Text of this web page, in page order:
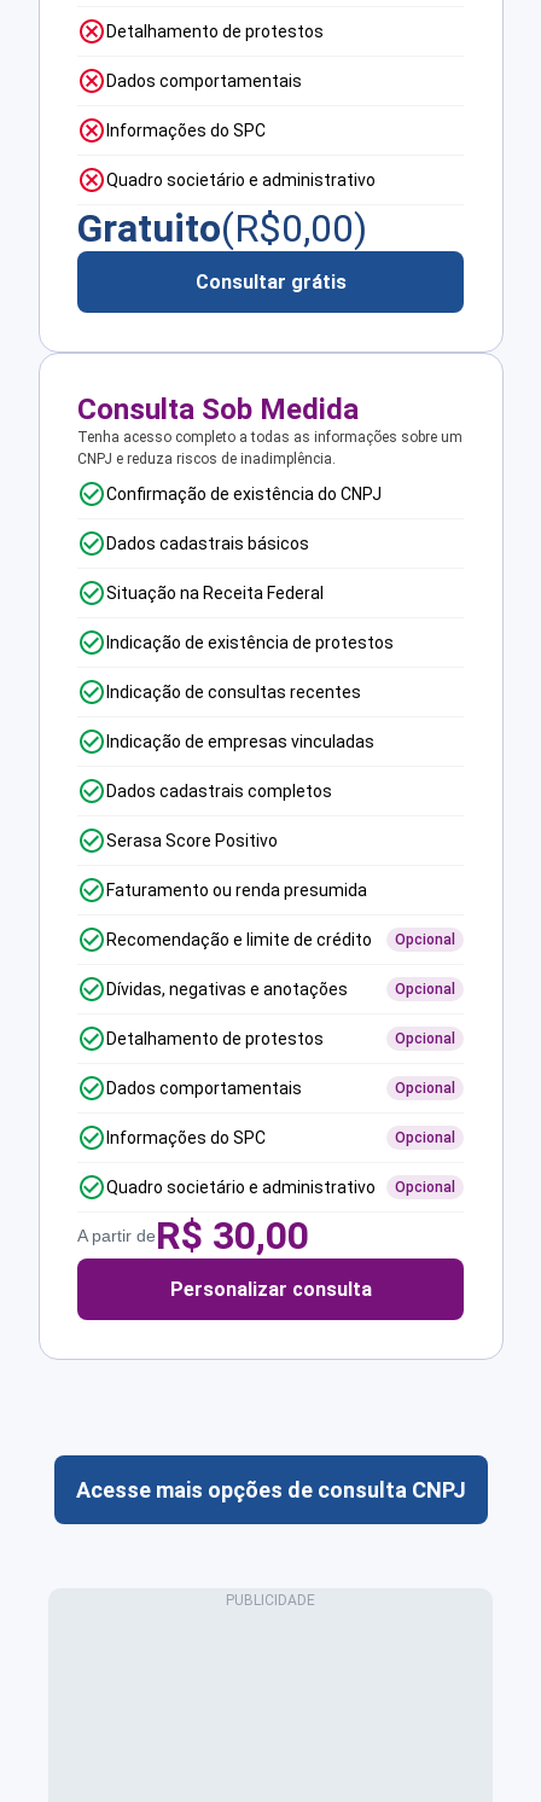
Detalhamento de protestos
Dados comportamentais
Informações do SPC
Quadro societário e administrativo
Gratuito(R$0,00)
Consultar grátis
Consulta Sob Medida
Tenha acesso completo a todas as informações sobre um
CNPJ e reduza riscos de inadimplência.
Confirmação de existência do CNPJ
Dados cadastrais básicos
Situação na Receita Federal
Indicação de existência de protestos
Indicação de consultas recentes
Indicação de empresas vinculadas
Dados cadastrais completos
Serasa Score Positivo
Faturamento ou renda presumida
Recomendação e limite de crédito Opcional
Dívidas, negativas e anotações Opcional
Detalhamento de protestos Opcional
Dados comportamentais Opcional
Informações do SPC Opcional
Quadro societário e administrativo Opcional
A partir deR$ 30,00
Personalizar consulta
Acesse mais opções de consulta CNPJ